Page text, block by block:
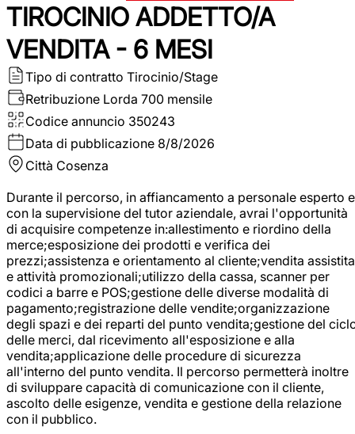
TIROCINIO ADDETTO/A
VENDITA - 6 MESI
Tipo di contratto Tirocinio/Stage
Retribuzione Lorda 700 mensile
Codice annuncio 350243
Data di pubblicazione 8/8/2026
Città Cosenza
Durante il percorso, in affiancamento a personale esperto e
con la supervisione del tutor aziendale, avrai l'opportunità
di acquisire competenze in:allestimento e riordino della
merce;esposizione dei prodotti e verifica dei
prezzi;assistenza e orientamento al cliente;vendita assistita
e attività promozionali;utilizzo della cassa, scanner per
codici a barre e POS;gestione delle diverse modalità di
pagamento;registrazione delle vendite;organizzazione
degli spazi e dei reparti del punto vendita;gestione del
delle merci, dal ricevimento all'esposizione e alla
vendita;applicazione delle procedure di sicurezza
all'interno del punto vendita. Il percorso permetterà inoltre
di sviluppare capacità di comunicazione con il cliente,
ascolto delle esigenze, vendita e gestione della relazione
con il pubblico.